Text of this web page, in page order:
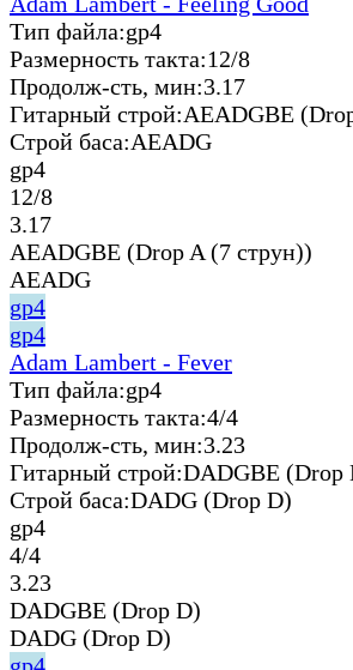
Тип файла:gp4
Размерность такта:12/8
Продолж-сть, мин:3.17
Гитарный строй:AEADGBE
Строй баса:AEADG
gp4
12/8
3.17
AEADGBE (Drop A (7 струн))
AEADG
gp4
gp4
Adam Lambert - Fever
Тип файла:gp4
Размерность такта:4/4
Продолж-сть, мин:3.23
Гитарный строй:DADGBE (Drop
Строй баса:DADG (Drop D)
gp4
4/4
3.23
DADGBE (Drop D)
DADG (Drop D)